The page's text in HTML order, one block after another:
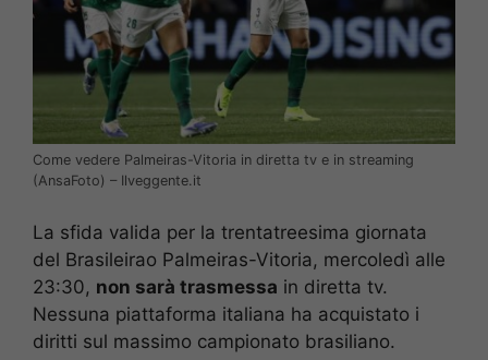
Come vedere Palmeiras-Vitoria in diretta tv e in streaming
(AnsaFoto) – Ilveggente.it
La sfida valida per la trentatreesima giornata
del Brasileirao Palmeiras-Vitoria, mercoledì alle
23:30, non sarà trasmessa in diretta tv.
Nessuna piattaforma italiana ha acquistato i
diritti sul massimo campionato brasiliano.